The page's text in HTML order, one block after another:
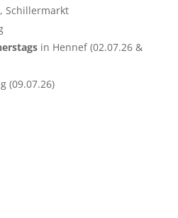
Schillermarkt
in Hennef (02.07.26 &
(09.07.26)